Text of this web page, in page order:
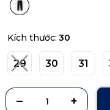
Kích thước: 30
29 30 31